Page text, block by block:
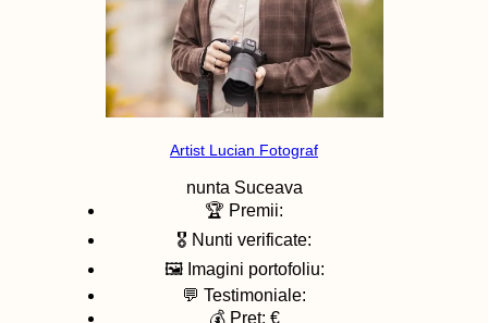
Artist Lucian Fotograf
nunta Suceava
🏆 Premii:
🎖️ Nunti verificate:
🖼️ Imagini portofoliu:
💬 Testimoniale:
💰 Pret: €